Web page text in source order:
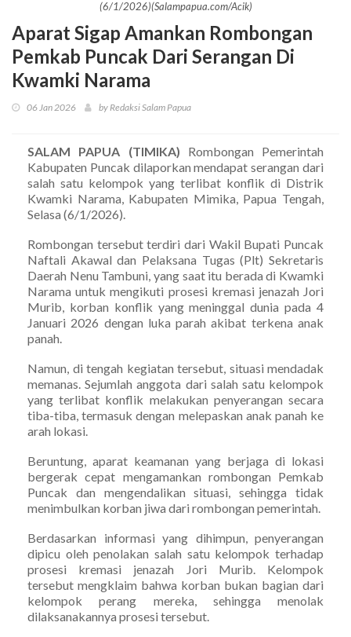
(6/1/2026)(Salampapua.com/Acik)
Aparat Sigap Amankan Rombongan
Pemkab Puncak Dari Serangan Di
Kwamki Narama
06 Jan 2026 by Redaksi Salam Papua
SALAM PAPUA (TIMIKA) Rombongan Pemerintah
Kabupaten Puncak dilaporkan mendapat serangan dari
salah satu kelompok yang terlibat konflik di Distrik
Kwamki Narama, Kabupaten Mimika, Papua Tengah,
Selasa (6/1/2026).
Rombongan tersebut terdiri dari Wakil Bupati Puncak
Naftali Akawal dan Pelaksana Tugas (Plt) Sekretaris
Daerah Nenu Tambuni, yang saat itu berada di Kwamki
Narama untuk mengikuti prosesi kremasi jenazah Jori
Murib, korban konflik yang meninggal dunia pada 4
Januari 2026 dengan luka parah akibat terkena anak
panah.
Namun, di tengah kegiatan tersebut, situasi mendadak
memanas. Sejumlah anggota dari salah satu kelompok
yang terlibat konflik melakukan penyerangan secara
tiba-tiba, termasuk dengan melepaskan anak panah ke
arah lokasi.
Beruntung, aparat keamanan yang berjaga di lokasi
bergerak cepat mengamankan rombongan Pemkab
Puncak dan mengendalikan situasi, sehingga tidak
menimbulkan korban jiwa dari rombongan pemerintah.
Berdasarkan informasi yang dihimpun, penyerangan
dipicu oleh penolakan salah satu kelompok terhadap
prosesi kremasi jenazah Jori Murib. Kelompok
tersebut mengklaim bahwa korban bukan bagian dari
kelompok perang mereka, sehingga menolak
dilaksanakannya prosesi tersebut.